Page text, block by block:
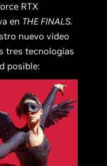
RTX
en THE FINALS.
nuevo vídeo
tres tecnologías
posible: